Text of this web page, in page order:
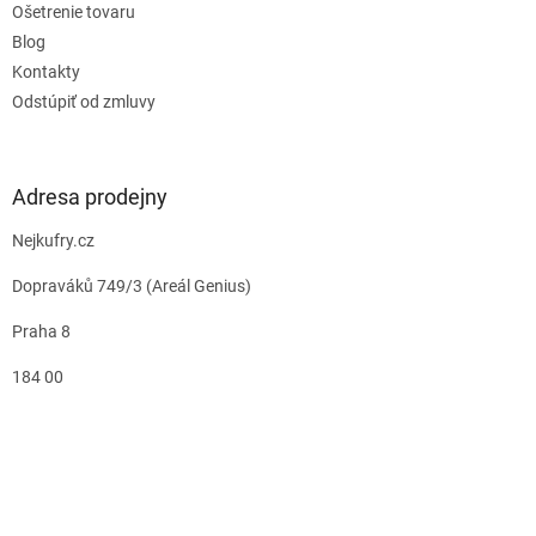
Ošetrenie tovaru
Blog
Kontakty
Odstúpiť od zmluvy
Adresa prodejny
Nejkufry.cz
Dopraváků 749/3 (Areál Genius)
Praha 8
184 00